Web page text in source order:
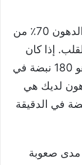
بشكل عام، تبلغ منطقة حرق الدهون 70٪ من
إذا كان
أقصى معدل لضربات القلب هو 180 نبضة في
لديك هي
من 180، أو 126 نبضة في الدقيقة
مدى صعوبة